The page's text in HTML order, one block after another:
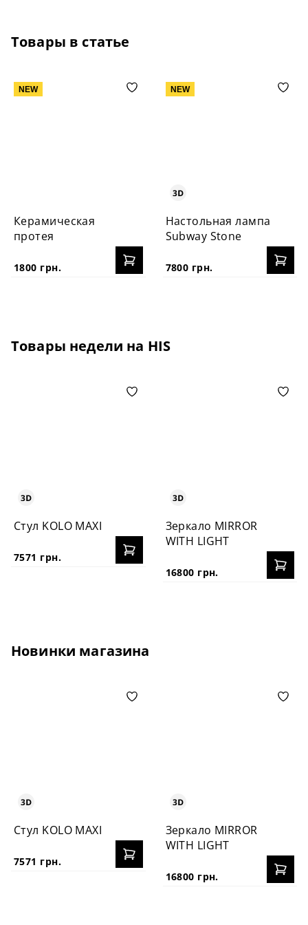
Товары в статье
NEW
Керамическая
протея
1800 грн.
NEW
Настольная лампа
Subway Stone
7800 грн.
Товары недели на HIS
Стул KOLO MAXI
7571 грн.
Зеркало MIRROR
WITH LIGHT
16800 грн.
Новинки магазина
Стул KOLO MAXI
7571 грн.
Зеркало MIRROR
WITH LIGHT
16800 грн.